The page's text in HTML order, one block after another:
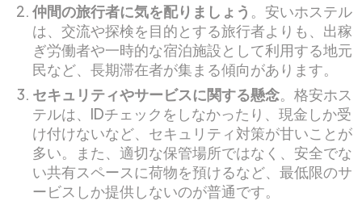
仲間の旅行者に気を配りましょう 。安いホステル
は、交流や探検を目的とする旅行者よりも、出稼
ぎ労働者や一時的な宿泊施設として利用する地元
民など、長期滞在者が集まる傾向があります。
セキュリティやサービスに関する懸念。格安ホス
テルは、IDチェックをしなかったり、現金しか受
け付けないなど、セキュリティ対策が甘いことが
多い。また、適切な保管場所ではなく、安全でな
い共有スペースに荷物を預けるなど、最低限のサ
ービスしか提供しないのが普通です。